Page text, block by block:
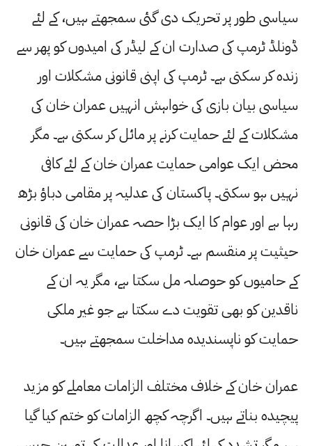
سیاسی طور پر تحریک دی گئی سمجھتے ہیں، کے لئے
ڈونلڈ ٹرمپ کی صدارت ان کے لیڈر کی امیدوں کو پھر سے
زندہ کر سکتی ہے۔ ٹرمپ کی اپنی قانونی مشکلات اور
سیاسی بیان بازی کی خواہش انہیں عمران خان کی
مشکلات کے لئے حمایت کرنے پر مائل کر سکتی ہے۔ مگر
محض ایک عوامی حمایت عمران خان کے لئے کافی
نہیں ہو سکتی۔ پاکستان کی عدلیہ پر مقامی دباؤ بڑھ
رہا ہے اور عوام کا ایک بڑا حصہ عمران خان کی قانونی
حیثیت پر منقسم ہے۔ ٹرمپ کی حمایت سے عمران خان
کے حامیوں کو حوصلہ مل سکتا ہے، مگر یہ ان کے
ناقدین کو بھی تقویت دے سکتا ہے جو غیر ملکی
حمایت کو ناپسندیدہ مداخلت سمجھتے ہیں۔
عمران خان کے خلاف مختلف الزامات معاملے کو مزید
پیچیدہ بناتے ہیں۔ اگرچہ کچھ الزامات کو ختم کیا گیا